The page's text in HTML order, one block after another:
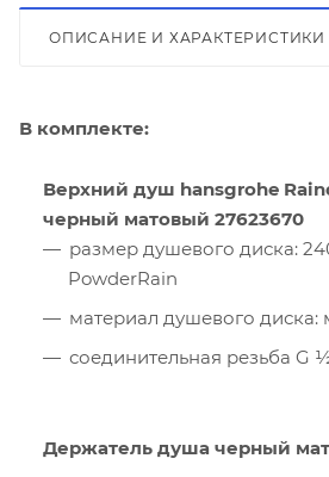
ОПИСАНИЕ И ХАРАКТЕРИСТИКИ
В комплекте:
Верхний душ hansgrohe
черный матовый 27623670
размер душевого диска:
PowderRain
материал душевого диска:
соединительная резьба G
Держатель душа черный